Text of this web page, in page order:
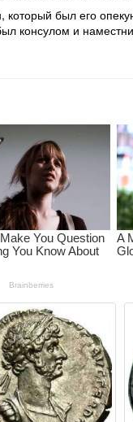
был его
консулом и